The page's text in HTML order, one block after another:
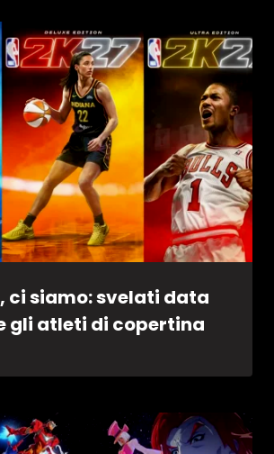
ci siamo: svelati data
gli atleti di copertina